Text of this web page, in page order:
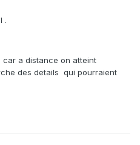
.
a distance on atteint
des details qui pourraient